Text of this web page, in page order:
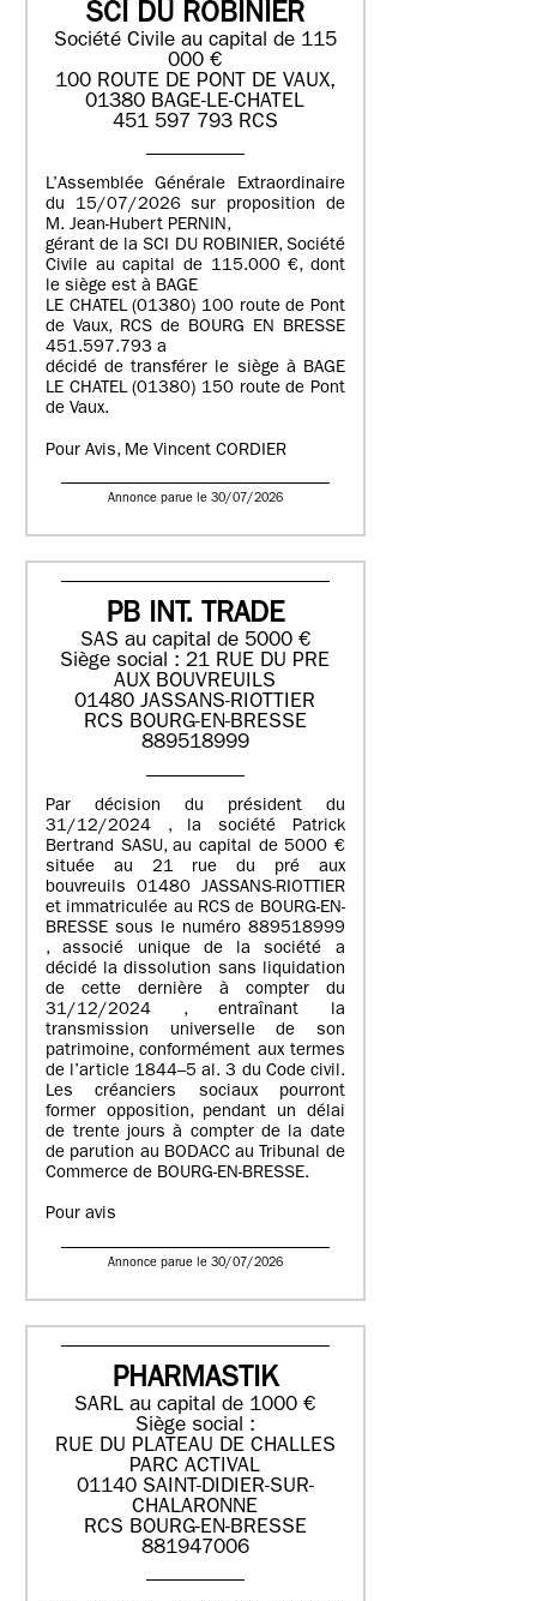
SCI DU ROBINIER
Société Civile au capital de 115
000 €
100 ROUTE DE PONT DE VAUX,
01380 BAGE-LE-CHATEL
451 597 793 RCS
L’Assemblée Générale Extraordinaire
du 15/07/2026 sur proposition de
M. Jean-Hubert PERNIN,
gérant de la SCI DU ROBINIER, Société
Civile au capital de 115.000 €, dont
le siège est à BAGE
LE CHATEL (01380) 100 route de Pont
de Vaux, RCS de BOURG EN BRESSE
451.597.793 a
décidé de transférer le siège à BAGE
LE CHATEL (01380) 150 route de Pont
de Vaux.
Pour Avis, Me Vincent CORDIER
Annonce parue le 30/07/2026
PB INT. TRADE
SAS au capital de 5000 €
Siège social : 21 RUE DU PRE
AUX BOUVREUILS
01480 JASSANS-RIOTTIER
RCS BOURG-EN-BRESSE
889518999
Par décision du président du
31/12/2024 , la société Patrick
Bertrand SASU, au capital de 5000 €
située au 21 rue du pré aux
bouvreuils 01480 JASSANS-RIOTTIER
et immatriculée au RCS de BOURG-EN-
BRESSE sous le numéro 889518999
, associé unique de la société a
décidé la dissolution sans liquidation
de cette dernière à compter du
31/12/2024 , entraînant la
transmission universelle de son
patrimoine, conformément aux termes
de l’article 1844–5 al. 3 du Code civil.
Les créanciers sociaux pourront
former opposition, pendant un délai
de trente jours à compter de la date
de parution au BODACC au Tribunal de
Commerce de BOURG-EN-BRESSE.
Pour avis
Annonce parue le 30/07/2026
PHARMASTIK
SARL au capital de 1000 €
Siège social :
RUE DU PLATEAU DE CHALLES
PARC ACTIVAL
01140 SAINT-DIDIER-SUR-
CHALARONNE
RCS BOURG-EN-BRESSE
881947006